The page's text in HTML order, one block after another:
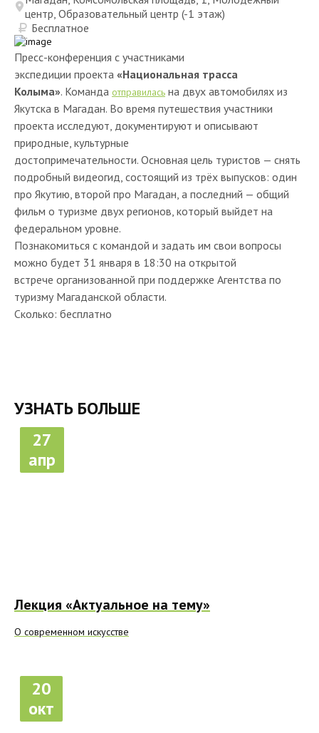
Пресс-конференция с участниками
экспедиции проекта «Национальная трасса
Колыма». Команда отправилась на двух автомобилях из
Якутска в Магадан. Во время путешествия участники
проекта исследуют, документируют и описывают
природные, культурные
достопримечательности. Основная цель туристов — снять
подробный видеогид, состоящий из трёх выпусков: один
про Якутию, второй про Магадан, а последний — общий
фильм о туризме двух регионов, который выйдет на
федеральном уровне.
Познакомиться с командой и задать им свои вопросы
можно будет 31 января в 18:30 на открытой
встрече организованной при поддержке Агентства по
туризму Магаданской области.
Сколько: бесплатно
центр, Образовательный центр (-1 этаж)
Бесплатное
УЗНАТЬ БОЛЬШЕ
27
апр
Лекция «Актуальное на тему»
О современном искусстве
20
окт